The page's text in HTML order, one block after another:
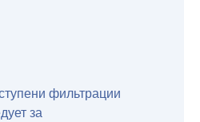
фильтрации
за